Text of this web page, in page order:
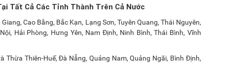
Tất Cả Các Tỉnh Thành Trên Cả Nước
Cao Bằng, Bắc Kạn, Lạng Sơn, Tuyên Quang, Thái Nguyên,
Hải Phòng, Hưng Yên, Nam Định, Ninh Bình, Thái Bình, Vĩnh
Thừa Thiên-Huế, Đà Nẵng, Quảng Nam, Quảng Ngãi, Bình Định,